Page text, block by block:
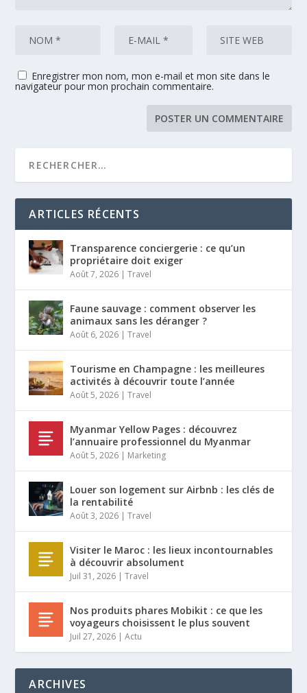
Enregistrer mon nom, mon e-mail et mon site dans le
navigateur pour mon prochain commentaire.
ARTICLES RÉCENTS
Transparence conciergerie : ce qu’un
propriétaire doit exiger
Août 7, 2026 |Travel
Faune sauvage : comment observer les
animaux sans les déranger ?
Août 6, 2026 |Travel
Tourisme en Champagne : les meilleures
activités à découvrir toute l’année
Août 5, 2026 |Travel
Myanmar Yellow Pages : découvrez
l’annuaire professionnel du Myanmar
Août 5, 2026 | Marketing
Louer son logement sur Airbnb : les clés de
la rentabilité
Août 3, 2026 |Travel
Visiter le Maroc : les lieux incontournables
à découvrir absolument
Juil 31, 2026 |Travel
Nos produits phares Mobikit : ce que les
voyageurs choisissent le plus souvent
Juil 27, 2026 |Actu
ARCHIVES